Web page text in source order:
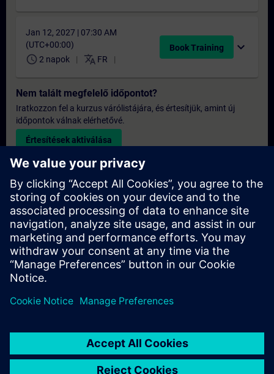
Jan 12, 2027 | 07:30 AM
(UTC+00:00)
schedule 2 napok translate FR
Book Training expand_more
Nem talált megfelelő időpontot?
Iratkozzon fel a kurzus várólistájára, és értesítjük, amint új
időpontok válnak elérhetővé.
Értesítések aktiválása
Egyedi árajánlat
Ha szüksége van a képzésre vonatkozó általános listaáras
árajánlatra – például a beszerzési osztály számára –, kérjük,
kattintson az alábbi linkre. Először meg kell adnia néhány
személyes adatot, majd ezt követően e-mailben elküldjük Önnek
az árajánlatot.
Árajánlat készítése